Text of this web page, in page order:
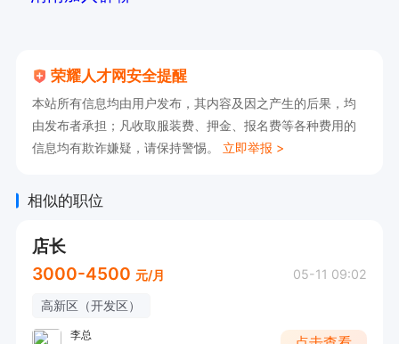
荣耀人才网安全提醒
本站所有信息均由用户发布，其内容及因之产生的后果，均
由发布者承担；凡收取服装费、押金、报名费等各种费用的
信息均有欺诈嫌疑，请保持警惕。 立即举报 >
相似的职位
店长
3000-4500 元/月 05-11 09:02
高新区（开发区）
李总